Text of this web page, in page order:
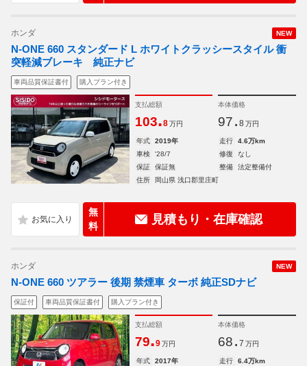
NEW
ホンダ
N-ONE 660 スタンダード L ホワイトクラッシースタイル 衝
突軽減ブレーキ 純正ナビ
車両品質保証書付 購入プラン付き
支払総額
103.8 万円
本体価格
97. 8 万円
年式 2019年 走行
4.6万km
車検
'28/7 修復
なし
保証
保証無 整備
法定整備付
住所
岡山県 浅口郡里庄町
無
料
見積もり・在庫確認
NEW
ホンダ
N-ONE 660 ツアラー 後期 禁煙車 ターボ 純正SDナビ
保証付 車両品質保証書付 購入プラン付き
支払総額
79.9 万円
本体価格
68. 7 万円
年式 2017年 走行
6.4万km